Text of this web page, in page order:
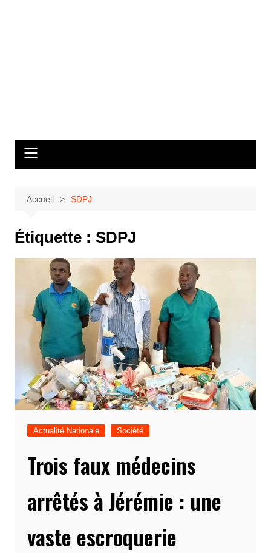
Accueil SDPJ
Étiquette : SDPJ
Actualité Nationale Société
Trois faux médecins
arrêtés à Jérémie : une
vaste escroquerie